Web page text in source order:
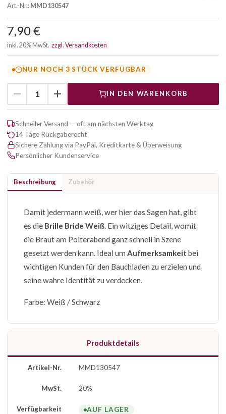
Art.-Nr.:MMD130547
7,90 €
inkl. 20% MwSt. zzgl. Versandkosten
NUR NOCH 3 STÜCK VERFÜGBAR
IN DEN WARENKORB
Schneller Versand — oft am nächsten Werktag
14 Tage Rückgaberecht
Sichere Zahlung via PayPal, Kreditkarte & Überweisung
Persönlicher Kundenservice
Beschreibung Zubehör
Damit jedermann weiß, wer hier das Sagen hat, gibt
es die Brille Bride Weiß . Ein witziges Detail, womit
die Braut am Polterabend ganz schnell in Szene
gesetzt werden kann. Ideal um Aufmerksamkeit bei
wichtigen Kunden für den Bauchladen zu erzielen und
seine wahre Identität zu verdecken.
Farbe: Weiß / Schwarz
Produktdetails
Artikel-Nr. MMD130547
MwSt. 20%
Verfügbarkeit AUF LAGER